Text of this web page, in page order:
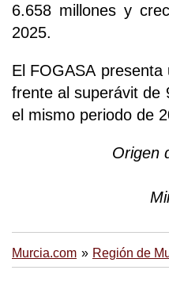
6.658 millones y
2025.
El FOGASA presenta
frente al superávit de
el mismo periodo de
Origen
Murcia.com Región de